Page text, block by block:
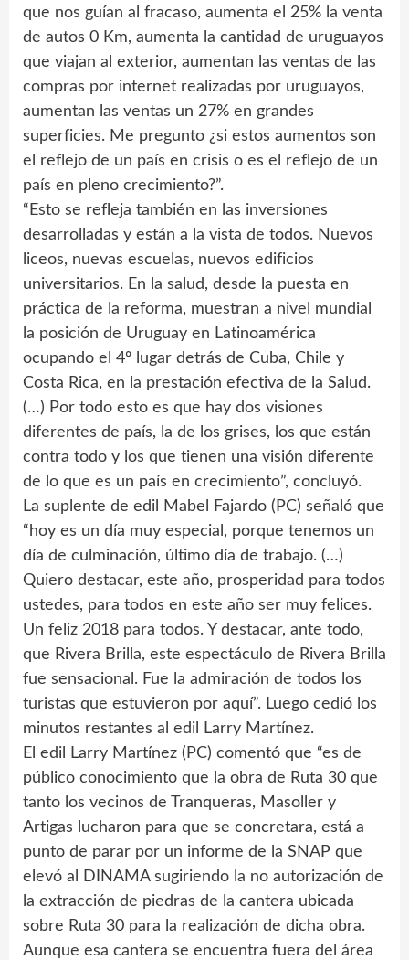
que nos guían al fracaso, aumenta el 25% la venta
de autos 0 Km, aumenta la cantidad de uruguayos
que viajan al exterior, aumentan las ventas de las
compras por internet realizadas por uruguayos,
aumentan las ventas un 27% en grandes
superficies. Me pregunto ¿si estos aumentos son
el reflejo de un país en crisis o es el reflejo de un
país en pleno crecimiento?”.
“Esto se refleja también en las inversiones
desarrolladas y están a la vista de todos. Nuevos
liceos, nuevas escuelas, nuevos edificios
universitarios. En la salud, desde la puesta en
práctica de la reforma, muestran a nivel mundial
la posición de Uruguay en Latinoamérica
ocupando el 4º lugar detrás de Cuba, Chile y
Costa Rica, en la prestación efectiva de la Salud.
(…) Por todo esto es que hay dos visiones
diferentes de país, la de los grises, los que están
contra todo y los que tienen una visión diferente
de lo que es un país en crecimiento”, concluyó.
La suplente de edil Mabel Fajardo (PC) señaló que
“hoy es un día muy especial, porque tenemos un
día de culminación, último día de trabajo. (…)
Quiero destacar, este año, prosperidad para todos
ustedes, para todos en este año ser muy felices.
Un feliz 2018 para todos. Y destacar, ante todo,
que Rivera Brilla, este espectáculo de Rivera Brilla
fue sensacional. Fue la admiración de todos los
turistas que estuvieron por aquí”. Luego cedió los
minutos restantes al edil Larry Martínez.
El edil Larry Martínez (PC) comentó que “es de
público conocimiento que la obra de Ruta 30 que
tanto los vecinos de Tranqueras, Masoller y
Artigas lucharon para que se concretara, está a
punto de parar por un informe de la SNAP que
elevó al DINAMA sugiriendo la no autorización de
la extracción de piedras de la cantera ubicada
sobre Ruta 30 para la realización de dicha obra.
Aunque esa cantera se encuentra fuera del área